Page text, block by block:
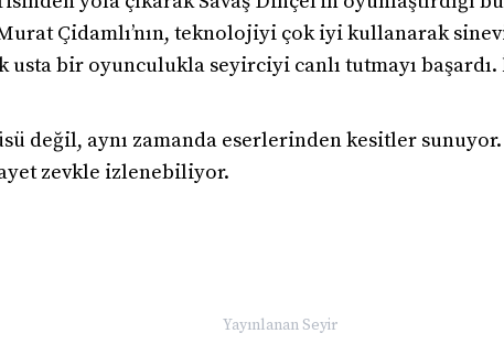
Çidamlı’nın, teknolojiyi çok iyi kullanarak
bir oyunculukla seyirciyi canlı tutmayı başardı.
değil, aynı zamanda eserlerinden kesitler
zevkle izlenebiliyor.
Yayınlanan Seyir